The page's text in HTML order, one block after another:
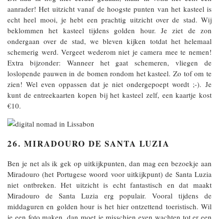
aanrader! Het uitzicht vanaf de hoogste punten van het kasteel is
echt heel mooi, je hebt een prachtig uitzicht over de stad. Wij
beklommen het kasteel tijdens golden hour. Je ziet de zon
ondergaan over de stad, we bleven kijken totdat het helemaal
schemerig werd. Vergeet wederom niet je camera mee te nemen!
Extra bijzonder: Wanneer het gaat schemeren, vliegen de
loslopende pauwen in de bomen rondom het kasteel. Zo tof om te
zien! Wel even oppassen dat je niet ondergepoept wordt ;-). Je
kunt de entreekaarten kopen bij het kasteel zelf, een kaartje kost
€10.
26. MIRADOURO DE SANTA LUZIA
Ben je net als ik gek op uitkijkpunten, dan mag een bezoekje aan
Miradouro (het Portugese woord voor uitkijkpunt) de Santa Luzia
niet ontbreken. Het uitzicht is echt fantastisch en dat maakt
Miradouro de Santa Luzia erg populair. Vooral tijdens de
middaguren en golden hour is het hier ontzettend toeristisch. Wil
je een foto maken, dan moet je misschien even wachten tot er een